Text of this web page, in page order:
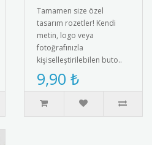
Tamamen size özel
tasarım rozetler! Kendi
metin, logo veya
fotoğrafınızla
kişiselleştirilebilen buto..
9,90 ₺